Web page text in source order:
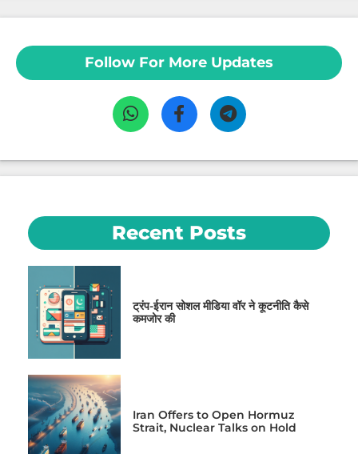
Follow For More Updates
Recent Posts
ट्रंप-ईरान सोशल मीडिया वॉर ने कूटनीति कैसे
कमजोर की
Iran Offers to Open Hormuz
Strait, Nuclear Talks on Hold